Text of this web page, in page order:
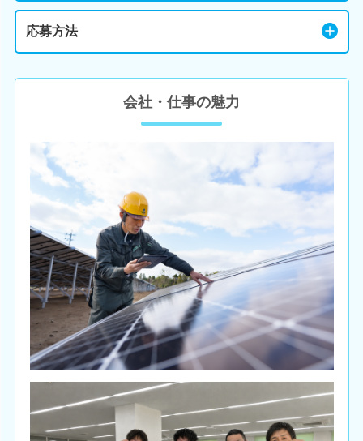
応募方法
会社・仕事の魅力